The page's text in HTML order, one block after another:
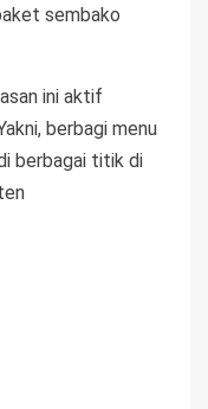
sembako
ini aktif
berbagi menu
berbagai titik di